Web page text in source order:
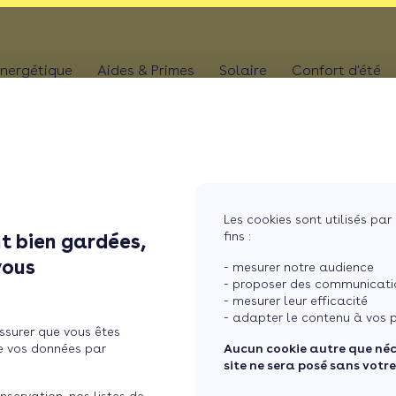
bien gardées,
que vous êtes
vos données par
Les cookies sont utilisés
fins :
- mesurer notre audience
- proposer des
- mesurer leur efficacité
- adapter le contenu à vos
Aucun cookie autre que
site ne sera posé sans
Chaudière
Dépannage chauffage
Aides & Primes
Aides chauffe-eau
thermodynamique
Solaire
Batterie panneaux
Confort d'été
Pergola
Store
à chaleur air-air ?